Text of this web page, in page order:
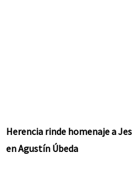
Herencia rinde homenaje a
en Agustín Úbeda